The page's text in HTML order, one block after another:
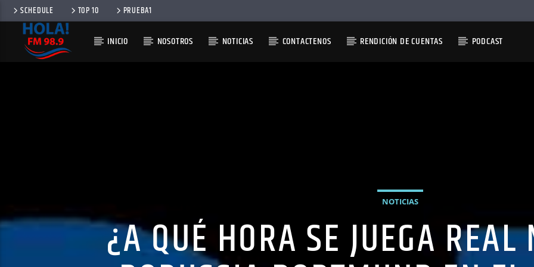
SCHEDULE TOP 10 PRUEBA1
INICIO NOSOTROS NOTICIAS CONTACTENOS RENDICIÓN DE CUENTAS PODCAST
NOTICIAS
¿A QUÉ HORA SE JUEGA